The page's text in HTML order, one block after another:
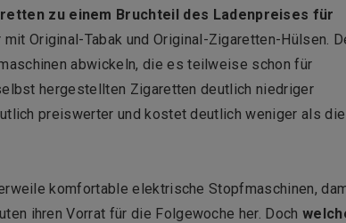
zu einem Bruchteil des Ladenpreises für
mit Original-Tabak und Original-Zigaretten-Hülsen.
abwickeln, die es teilweise schon für
hergestellten Zigaretten deutlich niedriger
preiswerter und kostet deutlich weniger als die
komfortable elektrische Stopfmaschinen,
ihren Vorrat für die Folgewoche her. Doch